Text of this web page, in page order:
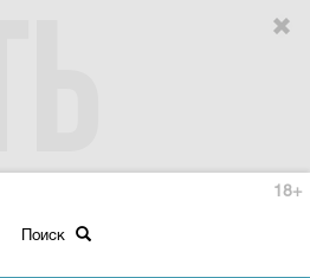
Поиск
18+